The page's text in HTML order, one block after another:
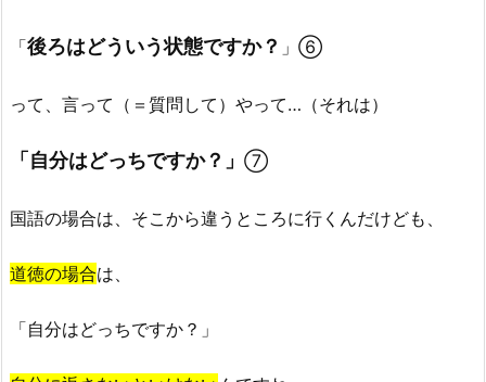
「後ろはどういう状態ですか？ 」⑥
って、言って（＝質問して）やって…（それは）
「自分はどっちですか？」 ⑦
国語の場合は、そこから違うところに行くんだけども、
道徳の場合は、
「自分はどっちですか？」